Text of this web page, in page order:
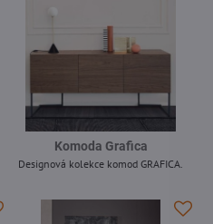
Komoda Grafica
Designová kolekce komod GRAFICA.